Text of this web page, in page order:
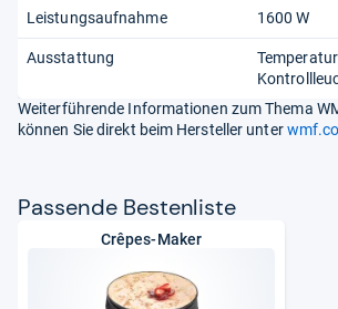
Leistungsaufnahme 1600 W
Ausstattung
Weiterführende Informationen zum Thema
können Sie direkt beim Hersteller unter
Pas­sende Bes­ten­liste
Crêpes-Maker